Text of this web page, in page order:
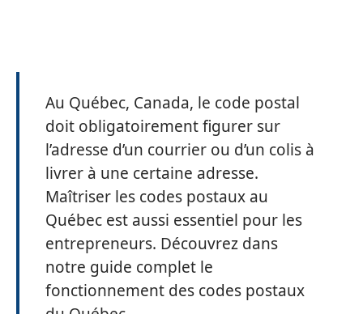
Au Québec, Canada, le code postal
doit obligatoirement figurer sur
l’adresse d’un courrier ou d’un colis à
livrer à une certaine adresse.
Maîtriser les codes postaux au
Québec est aussi essentiel pour les
entrepreneurs. Découvrez dans
notre guide complet le
fonctionnement des codes postaux